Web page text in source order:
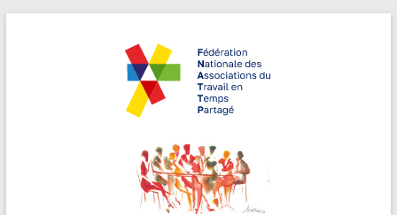
FNATTP,
Fédération